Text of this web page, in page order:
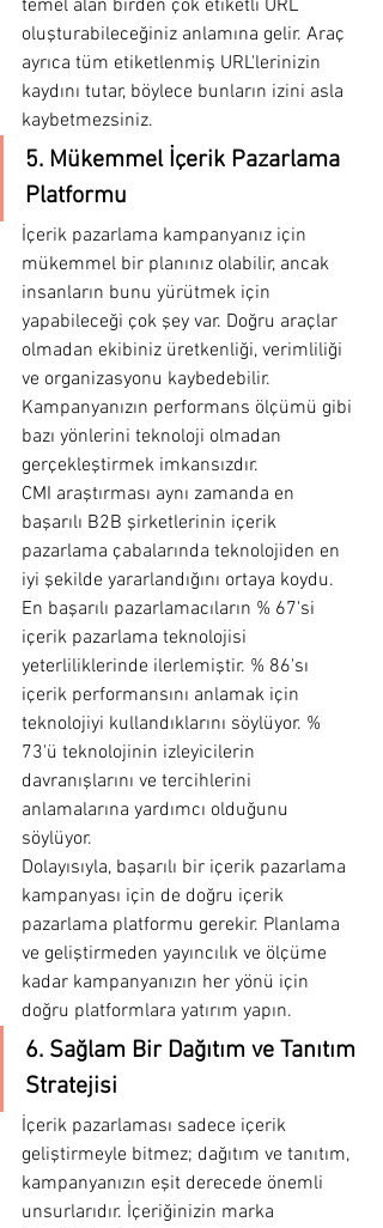
temel alan birden çok etiketli URL
oluşturabileceğiniz anlamına gelir. Araç
ayrıca tüm etiketlenmiş URL'lerinizin
kaydını tutar, böylece bunların izini asla
kaybetmezsiniz.
5. Mükemmel İçerik Pazarlama
Platformu
İçerik pazarlama kampanyanız için
mükemmel bir planınız olabilir, ancak
insanların bunu yürütmek için
yapabileceği çok şey var. Doğru araçlar
olmadan ekibiniz üretkenliği, verimliliği
ve organizasyonu kaybedebilir.
Kampanyanızın performans ölçümü gibi
bazı yönlerini teknoloji olmadan
gerçekleştirmek imkansızdır.
CMI araştırması aynı zamanda en
başarılı B2B şirketlerinin içerik
pazarlama çabalarında teknolojiden en
iyi şekilde yararlandığını ortaya koydu.
En başarılı pazarlamacıların % 67'si
içerik pazarlama teknolojisi
yeterliliklerinde ilerlemiştir. % 86'sı
içerik performansını anlamak için
teknolojiyi kullandıklarını söylüyor. %
73'ü teknolojinin izleyicilerin
davranışlarını ve tercihlerini
anlamalarına yardımcı olduğunu
söylüyor.
Dolayısıyla, başarılı bir içerik pazarlama
kampanyası için de doğru içerik
pazarlama platformu gerekir. Planlama
ve geliştirmeden yayıncılık ve ölçüme
kadar kampanyanızın her yönü için
doğru platformlara yatırım yapın.
6. Sağlam Bir Dağıtım ve Tanıtım
Stratejisi
İçerik pazarlaması sadece içerik
geliştirmeyle bitmez; dağıtım ve tanıtım,
kampanyanızın eşit derecede önemli
unsurlarıdır. İçeriğinizin marka